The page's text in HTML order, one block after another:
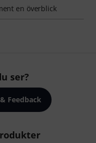
en överblick
ser?
Feedback